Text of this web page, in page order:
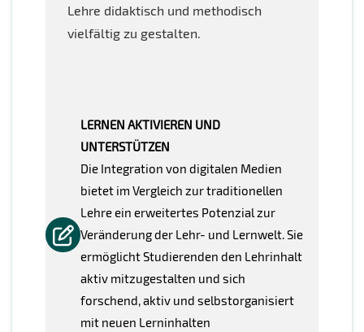
Lehre didaktisch und methodisch
vielfältig zu gestalten.
LERNEN AKTIVIEREN UND
UNTERSTÜTZEN
Die Integration von digitalen Medien
bietet im Vergleich zur traditionellen
Lehre ein erweitertes Potenzial zur
Veränderung der Lehr- und Lernwelt. Sie
ermöglicht Studierenden den Lehrinhalt
aktiv mitzugestalten und sich
forschend, aktiv und selbstorganisiert
mit neuen Lerninhalten